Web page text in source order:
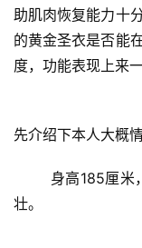
助肌肉恢复能力十
的黄金圣衣是否能
度，功能表现上来一
先介绍下本人大概情
壮。